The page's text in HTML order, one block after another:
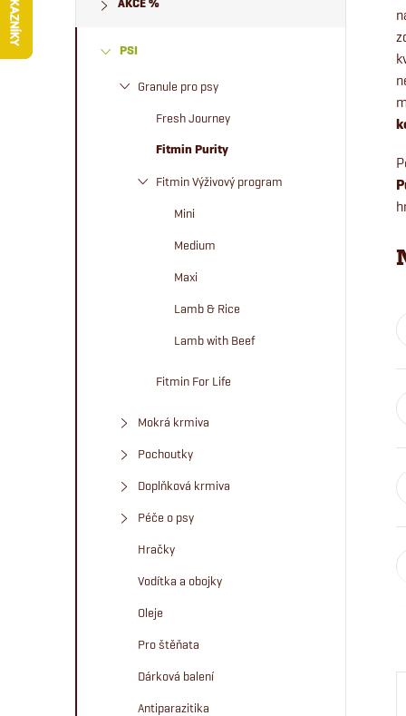
s
PSI
Granule pro psy
Fresh Journey
Fitmin Purity
Fitmin Výživový program
Mini
Medium
Maxi
Lamb & Rice
Lamb with Beef
Fitmin For Life
Mokrá krmiva
Pochoutky
Doplňková krmiva
Péče o psy
Hračky
Vodítka a obojky
Oleje
Pro štěňata
Dárková balení
Antiparazitika